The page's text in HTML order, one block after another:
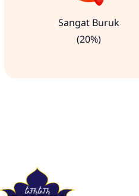
Sangat Buruk
(20%)